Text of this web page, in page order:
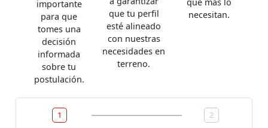
importante
para que
tomes una
decisión
informada
sobre tu
postulación.
que tu perfil
esté alineado
con nuestras
necesidades en
terreno.
necesitan.
1
2